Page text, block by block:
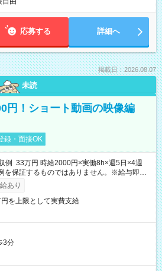
応募する 詳細へ
掲載日：2026.08.07
未読
円！ショート動画の映像編
録・面接OK
33万円 時給2000円×実働8h×週5日×4週
保証するものではありません。※給与即受
可（利用条件有）
あり
を上限として実費支給
3分